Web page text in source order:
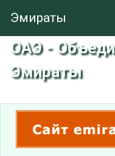
Эмираты
ОАЭ -
Эмираты